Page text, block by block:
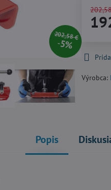
202,58 €
5%
Výrobca:
Popis